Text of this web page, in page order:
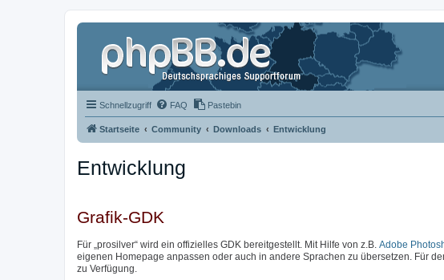
Schnellzugriff FAQ Pastebin
Startseite Community Downloads Entwicklung
Entwicklung
Grafik-GDK
Für „prosilver“ wird ein offizielles GDK bereitgestellt. Mit Hilfe von z.B. Adobe
eigenen Homepage anpassen oder auch in andere Sprachen zu übersetzen. Für
zu Verfügung.